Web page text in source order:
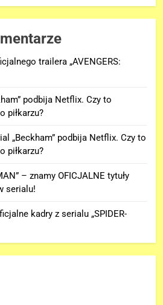
trailera „AVENGERS:
podbija Netflix. Czy to
piłkarzu?
„Beckham” podbija Netflix. Czy to
piłkarzu?
– znamy OFICJALNE tytuły
serialu!
kadry z serialu „SPIDER-
D.D. Cretton zdradza, że
niedługo dowiemy się znaczenia
po napisach „SPIDER-
BRAND NEW DAY”!
informacje o roli